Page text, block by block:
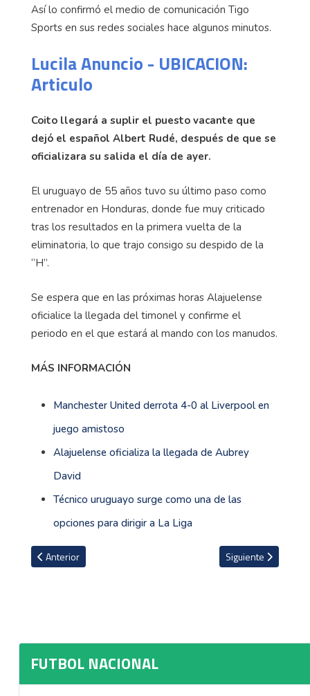
Así lo confirmó el medio de comunicación Tigo
Sports en sus redes sociales hace algunos minutos.
Lucila Anuncio - UBICACION:
Articulo
Coito llegará a suplir el puesto vacante que
dejó el español Albert Rudé, después de que se
oficializara su salida el día de ayer.
El uruguayo de 55 años tuvo su último paso como
entrenador en Honduras, donde fue muy criticado
tras los resultados en la primera vuelta de la
eliminatoria, lo que trajo consigo su despido de la
“H”.
Se espera que en las próximas horas Alajuelense
oficialice la llegada del timonel y confirme el
periodo en el que estará al mando con los manudos.
MÁS INFORMACIÓN
Manchester United derrota 4-0 al Liverpool en
juego amistoso
Alajuelense oficializa la llegada de Aubrey
David
Técnico uruguayo surge como una de las
opciones para dirigir a La Liga
Artículo anterior: Alajuelense espera hacer oficial a su nuevo
Anterior Artículo siguiente:
Siguiente
FUTBOL NACIONAL